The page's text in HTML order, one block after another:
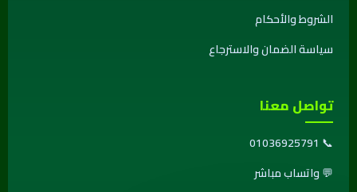
الشروط والأحكام
سياسة الضمان والاسترجاع
تواصل معنا
📞
01036925791
💬واتساب مباشر